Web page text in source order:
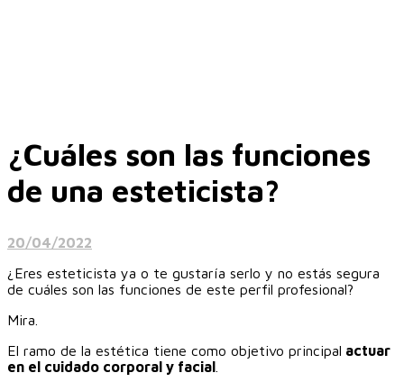
¿Cuáles son las funciones
de una esteticista?
20/04/2022
¿Eres esteticista ya o te gustaría serlo y no estás segura
de cuáles son las funciones de este perfil profesional?
Mira.
El ramo de la estética tiene como objetivo principal actuar
en el cuidado corporal y facial